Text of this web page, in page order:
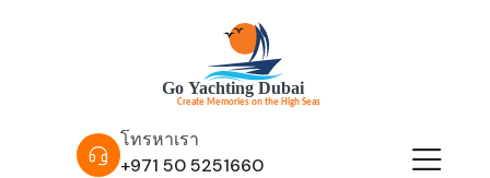
โทรหาเรา
+971 50 5251660